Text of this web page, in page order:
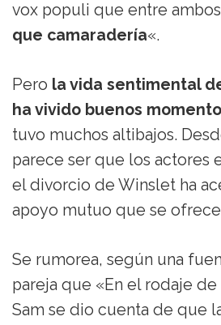
vox populi que entre ambos
que camaradería«.
Pero la vida sentimental
ha vivido buenos
tuvo muchos altibajos.
parece ser que los actores
el divorcio de Winslet ha
apoyo mutuo que se
Se rumorea, según una
pareja que «En el rodaje
Sam se dio cuenta de que